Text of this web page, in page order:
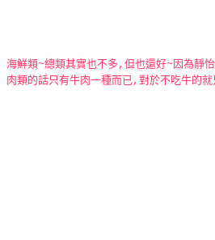
海鮮類~總類其實也不多,但也還好~因為靜
肉類的話只有牛肉一種而已,對於不吃牛的